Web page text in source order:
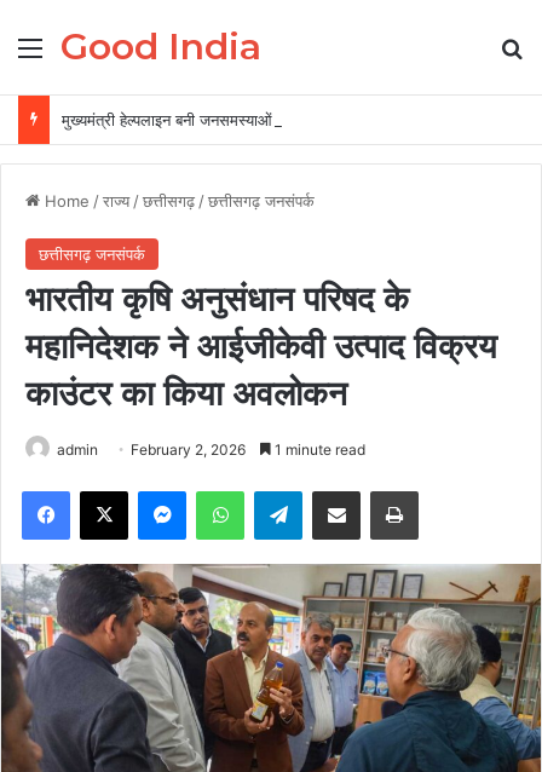
Menu
Good India
मुख्यमंत्री हेल्पलाइन बनी जनसमस्याओं के त्वरित समाधान की प्रभावी व्यवस्था
Home /राज्य /छत्तीसगढ़ /छत्तीसगढ़ जनसंपर्क
छत्तीसगढ़ जनसंपर्क
भारतीय कृषि अनुसंधान परिषद के
महानिदेशक ने आईजीकेवी उत्पाद विक्रय
काउंटर का किया अवलोकन
admin February 2, 2026 1 minute read
Facebook
X MessengerWhatsAppTelegramShare via Email Print